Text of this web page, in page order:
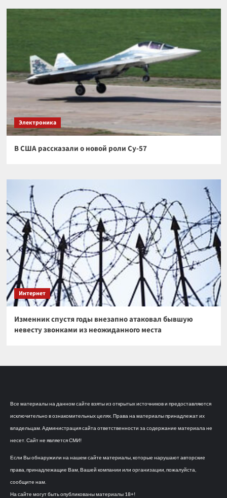
Электроника
В США рассказали о новой роли Су-57
Интернет
Изменник спустя годы внезапно атаковал бывшую
невесту звонками из неожиданного места
Все материалы на данном сайте взяты из открытых источников и предоставляются
исключительно в ознакомительных целях. Права на материалы принадлежат их
владельцам. Администрация сайта ответственности за содержание материала не
несет. Сайт не является СМИ!
Если Вы обнаружили на нашем сайте материалы, которые нарушают авторские
права, принадлежащие Вам, Вашей компании или организации, пожалуйста,
сообщите нам.
На сайте могут быть опубликованы материалы 18+!